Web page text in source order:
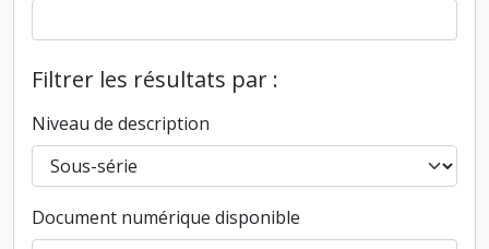
Filtrer les résultats par :
Niveau de description
Document numérique disponible